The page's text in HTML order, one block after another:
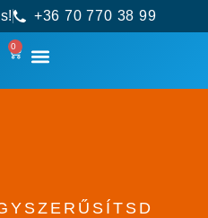
+36 70 770 38 99
0